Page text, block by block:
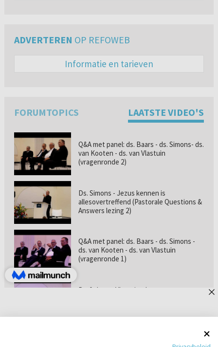
ADVERTEREN OP REFOWEB
Informatie en tarieven
FORUMTOPICS LAATSTE VIDEO'S
Q&A met panel: ds. Baars - ds. Simons- ds.
van Kooten - ds. van Vlastuin
(vragenronde 2)
Ds. Simons - Jezus kennen is
allesovertreffend (Pastorale Questions &
Answers lezing 2)
Q&A met panel: ds. Baars - ds. Simons -
ds. van Kooten - ds. van Vlastuin
(vragenronde 1)
Prof. dr. van Vlastuin - Is